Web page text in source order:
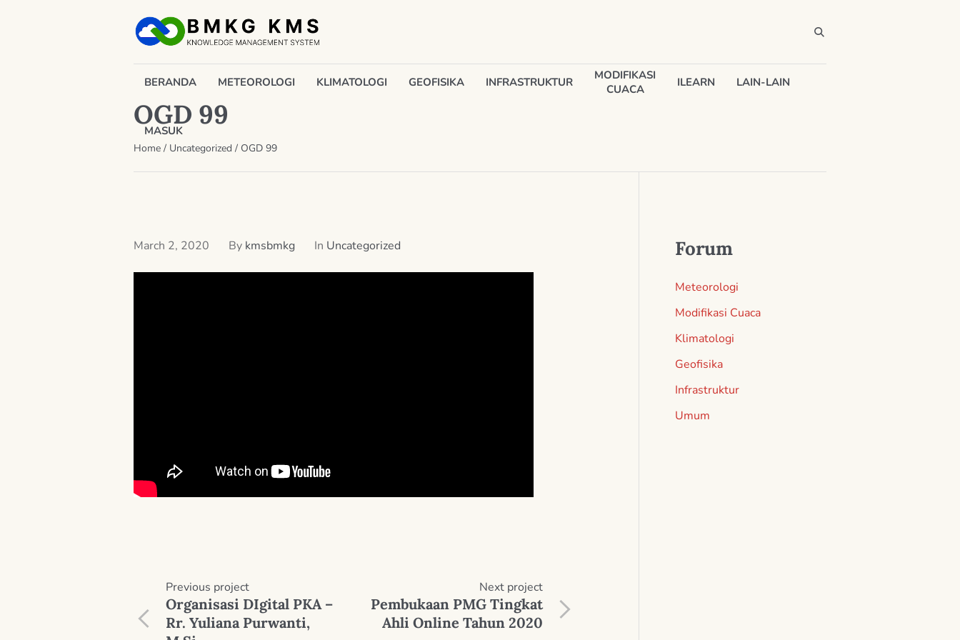
BERANDA METEOROLOGI KLIMATOLOGI GEOFISIKA INFRASTRUKTUR
MODIFIKASI
CUACA
ILEARN LAIN-LAIN
MASUK
OGD 99
Home / Uncategorized / OGD 99
March 2, 2020 By kmsbmkg In Uncategorized
Previous project
Organisasi DIgital PKA –
Rr. Yuliana Purwanti,
Next project
Pembukaan PMG Tingkat
Ahli Online Tahun 2020
Forum
Meteorologi
Modifikasi Cuaca
Klimatologi
Geofisika
Infrastruktur
Umum